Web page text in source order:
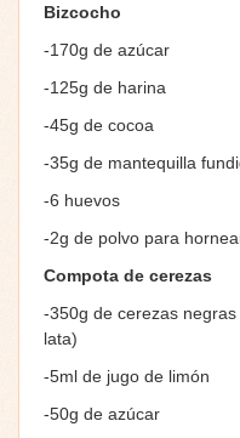
Bizcocho
-170g de azúcar
-125g de harina
-45g de cocoa
-35g de mantequilla
-6 huevos
-2g de polvo para
Compota de cerezas
-350g de cerezas
lata)
-5ml de jugo de limón
-50g de azúcar